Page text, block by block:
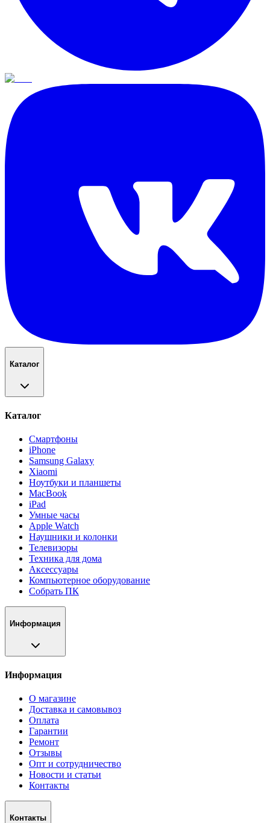
Каталог
Каталог
Смартфоны
iPhone
Samsung Galaxy
Xiaomi
Ноутбуки и планшеты
MacBook
iPad
Умные часы
Apple Watch
Наушники и колонки
Телевизоры
Техника для дома
Аксессуары
Компьютерное оборудование
Собрать ПК
Информация
Информация
О магазине
Доставка и самовывоз
Оплата
Гарантии
Ремонт
Отзывы
Опт и сотрудничество
Новости и статьи
Контакты
Контакты